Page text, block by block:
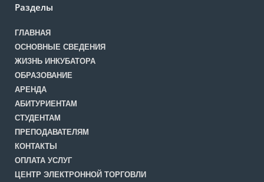
Разделы
ГЛАВНАЯ
ОСНОВНЫЕ СВЕДЕНИЯ
ЖИЗНЬ ИНКУБАТОРА
ОБРАЗОВАНИЕ
АРЕНДА
АБИТУРИЕНТАМ
СТУДЕНТАМ
ПРЕПОДАВАТЕЛЯМ
КОНТАКТЫ
ОПЛАТА УСЛУГ
ЦЕНТР ЭЛЕКТРОННОЙ ТОРГОВЛИ